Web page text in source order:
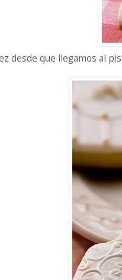
desde que llegamos al